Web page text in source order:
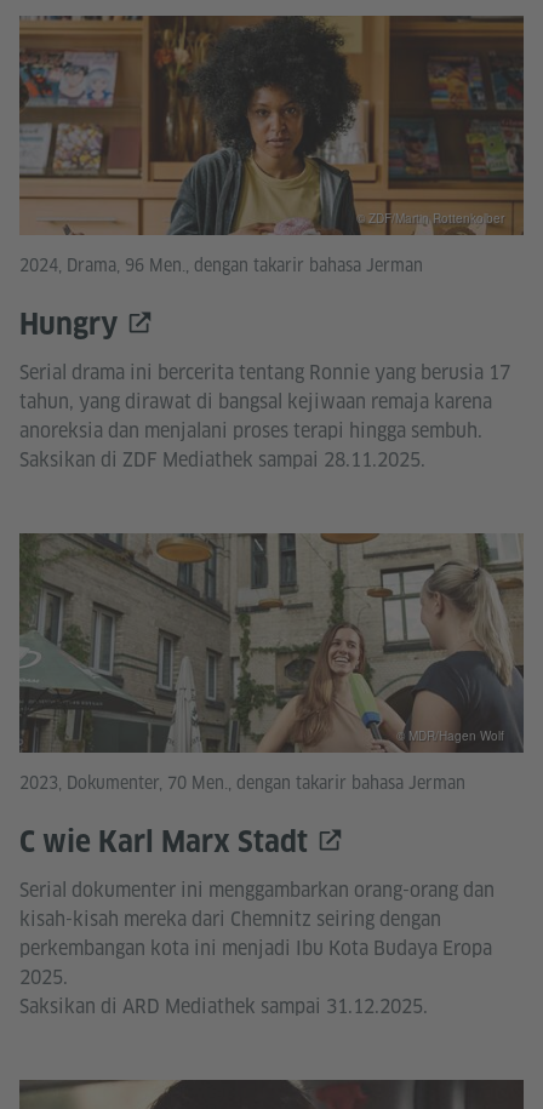
2024, Drama, 96 Men., dengan takarir bahasa Jerman
Hungry
Serial drama ini bercerita tentang Ronnie yang berusia 17
tahun, yang dirawat di bangsal kejiwaan remaja karena
anoreksia dan menjalani proses terapi hingga sembuh.
Saksikan di ZDF Mediathek sampai 28.11.2025.
© ZDF/Martin Rottenkolber
2023, Dokumenter, 70 Men., dengan takarir bahasa Jerman
C wie Karl Marx Stadt
Serial dokumenter ini menggambarkan orang-orang dan
kisah-kisah mereka dari Chemnitz seiring dengan
perkembangan kota ini menjadi Ibu Kota Budaya Eropa
2025.
Saksikan di ARD Mediathek sampai 31.12.2025.
© MDR/Hagen Wolf